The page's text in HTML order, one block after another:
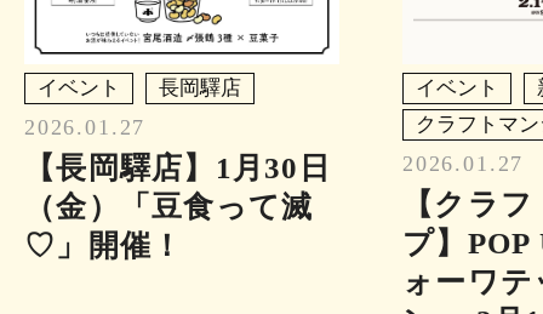
イベント 長岡驛店
2026.01.27
【長岡驛店】1月30日
（金）「豆食って滅
♡」開催！
イベント
クラフトマ
2026.01.27
【クラ
プ】POP
ォーワ